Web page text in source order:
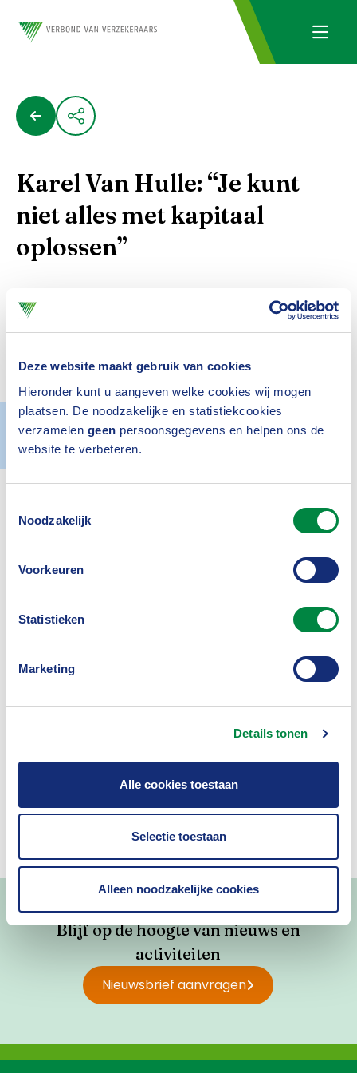
Deze website maakt gebruik van cookies
Hieronder kunt u aangeven welke cookies wij mogen
plaatsen. De noodzakelijke en statistiekcookies
verzamelen geen persoonsgegevens en helpen ons de
website te verbeteren.
Noodzakelijk
Voorkeuren
Statistieken
Marketing
Details tonen
Alle cookies toestaan
Selectie toestaan
Alleen noodzakelijke cookies
Inloggen
Karel Van Hulle: “Je kunt
niet alles met kapitaal
oplossen”
Hij staat bekend als de architect van Solvency
II. En nu de eerste, grote review er aan zit te
komen, is hij misschien wel de eerste die
Solvency II-huis? En komt er ooit een Solvency
III? Niet als het aan Karel Van Hulle ligt.
Actueel 26 november 2020
Was dit nuttig?
Ja Nee
Blijf op de hoogte van nieuws en
activiteiten
Nieuwsbrief aanvragen